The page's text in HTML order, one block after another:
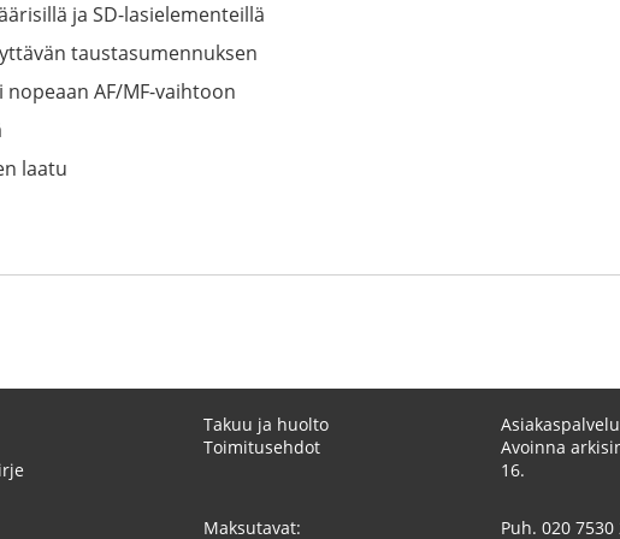
ja SD-lasielementeillä
taustasumennuksen
AF/MF-vaihtoon
laatu
Takuu ja huolto
Toimitusehdot
Maksutavat:
Asiakaspalvelu
Avoinna
16.
Puh. 020 7530